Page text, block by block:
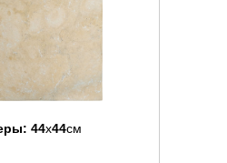
44x44см